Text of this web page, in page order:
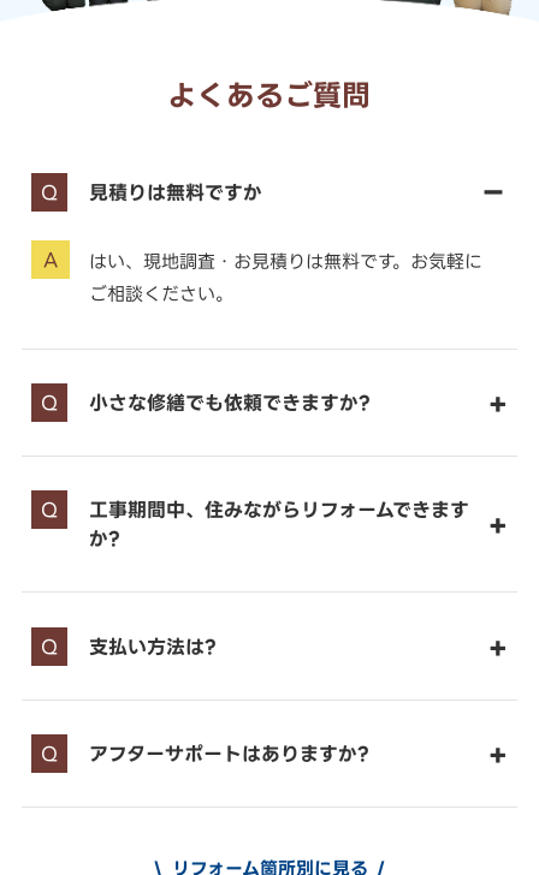
よくあるご質問
見積りは無料ですか
はい、現地調査・お見積りは無料です。お気軽に
ご相談ください。
小さな修繕でも依頼できますか?
工事期間中、住みながらリフォームできます
か?
支払い方法は?
アフターサポートはありますか?
リフォーム箇所別に見る